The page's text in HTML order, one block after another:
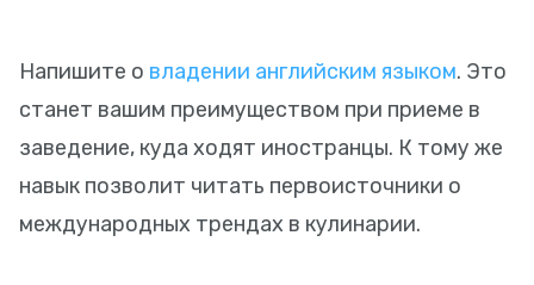
Напишите о владении английским языком. Это
станет вашим преимуществом при приеме в
заведение, куда ходят иностранцы. К тому же
навык позволит читать первоисточники о
международных трендах в кулинарии.